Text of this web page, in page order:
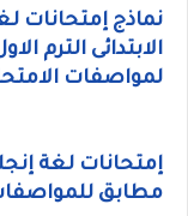
نماذج إمتحانات
الابتدائى الترم
لمواصفات
إمتحانات لغة
مطابق